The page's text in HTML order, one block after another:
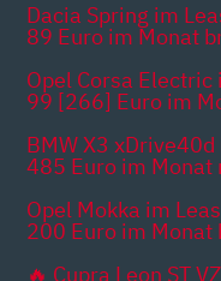
Dacia Spring im
89 Euro im Monat
Opel Corsa
99 [266] Euro im
BMW X3
485 Euro im Monat
Opel Mokka im
200 Euro im Monat
🔥 Cupra Leon ST